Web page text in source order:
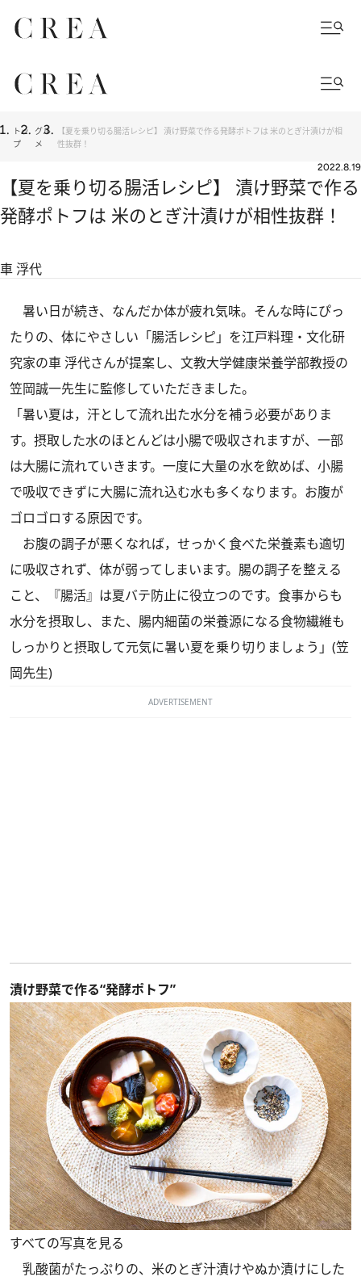
トッ
プ
グル
メ
【夏を乗り切る腸活レシピ】 漬け野菜で作る発酵ポトフは 米のとぎ汁漬けが相
性抜群！
2022.8.19
【夏を乗り切る腸活レシピ】 漬け野菜で作る
発酵ポトフは 米のとぎ汁漬けが相性抜群！
車 浮代
暑い日が続き、なんだか体が疲れ気味。そんな時にぴっ
たりの、体にやさしい「腸活レシピ」を江戸料理・文化研
究家の車 浮代さんが提案し、文教大学健康栄養学部教授の
笠岡誠一先生に監修していただきました。
「暑い夏は，汗として流れ出た水分を補う必要がありま
す。摂取した水のほとんどは小腸で吸収されますが、一部
は大腸に流れていきます。一度に大量の水を飲めば、小腸
で吸収できずに大腸に流れ込む水も多くなります。お腹が
ゴロゴロする原因です。
お腹の調子が悪くなれば，せっかく食べた栄養素も適切
に吸収されず、体が弱ってしまいます。腸の調子を整える
こと、『腸活』は夏バテ防止に役立つのです。食事からも
水分を摂取し、また、腸内細菌の栄養源になる食物繊維も
しっかりと摂取して元気に暑い夏を乗り切りましょう」(笠
岡先生)
ADVERTISEMENT
漬け野菜で作る“発酵ポトフ”
すべての写真を見る
乳酸菌がたっぷりの、米のとぎ汁漬けやぬか漬けにした